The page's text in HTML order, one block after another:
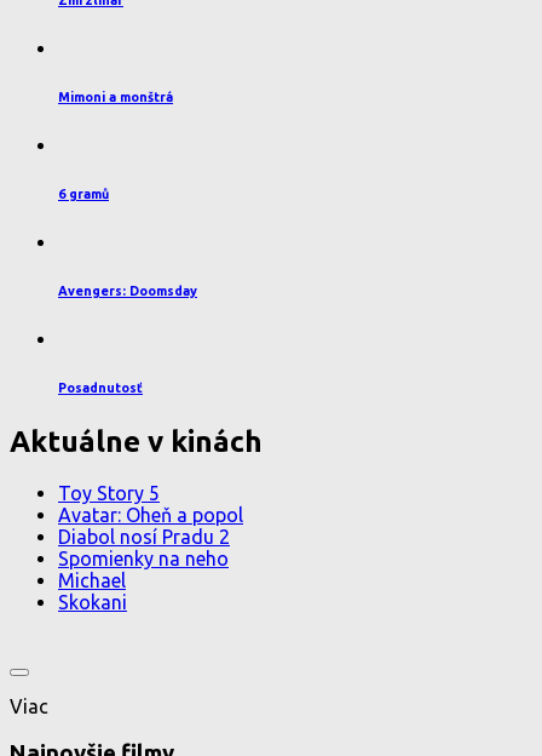
Mimoni a monštrá
6 gramů
Avengers: Doomsday
Posadnutosť
Aktuálne v kinách
Toy Story 5
Avatar: Oheň a popol
Diabol nosí Pradu 2
Spomienky na neho
Michael
Skokani
Viac